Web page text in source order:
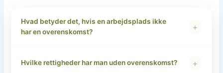
Hvad betyder det, hvis en arbejdsplads ikke
har en overenskomst?
+
Hvilke rettigheder har man uden overenskomst? +